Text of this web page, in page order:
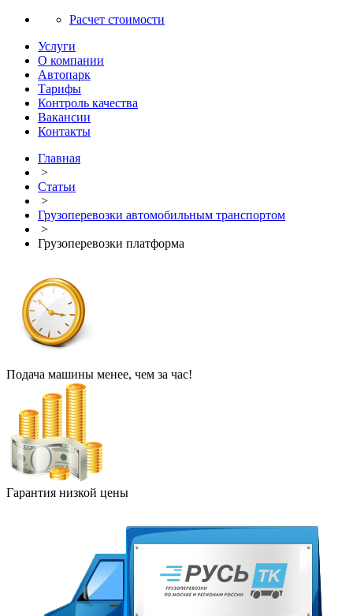
Расчет стоимости
Услуги
О компании
Автопарк
Тарифы
Контроль качества
Вакансии
Контакты
Главная
>
Статьи
>
Грузоперевозки автомобильным транспортом
>
Грузоперевозки платформа
Подача машины менее, чем за час!
Гарантия низкой цены